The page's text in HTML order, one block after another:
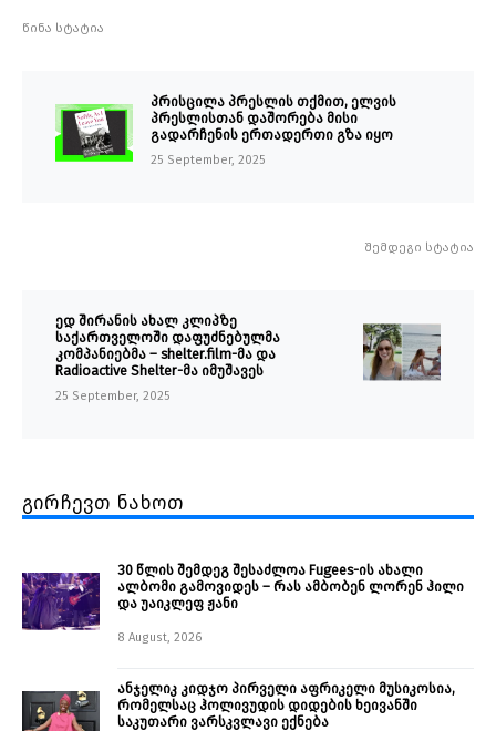
წინა სტატია
პრისცილა პრესლის თქმით, ელვის
პრესლისთან დაშორება მისი
გადარჩენის ერთადერთი გზა იყო
25 September, 2025
შემდეგი სტატია
ედ შირანის ახალ კლიპზე
საქართველოში დაფუძნებულმა
კომპანიებმა – shelter.film-მა და
Radioactive Shelter-მა იმუშავეს
25 September, 2025
გირჩევთ ნახოთ
30 წლის შემდეგ შესაძლოა Fugees-ის ახალი
ალბომი გამოვიდეს – რას ამბობენ ლორენ ჰილი
და უაიკლეფ ჟანი
8 August, 2026
ანჯელიკ კიდჯო პირველი აფრიკელი მუსიკოსია,
რომელსაც ჰოლივუდის დიდების ხეივანში
საკუთარი ვარსკვლავი ექნება